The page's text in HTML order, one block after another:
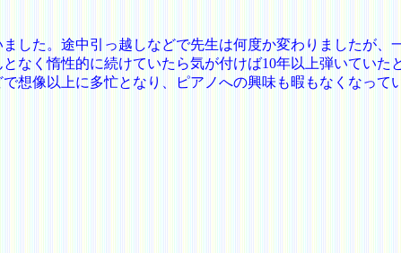
した。途中引っ越しなどで先生は何度か変わりましたが
なく惰性的に続けていたら気が付けば10年以上弾いてい
想像以上に多忙となり、ピアノへの興味も暇もなくなって